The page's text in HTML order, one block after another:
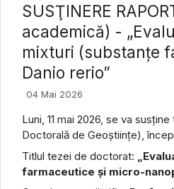
SUSŢINERE
academică) -
mixturi (substanţe
Danio rerio”
04 Mai 2026
Luni, 11 mai 2026, se va
Doctorală de Geoştiinţe),
Titlul tezei de doctorat:
farmaceutice şi micro-